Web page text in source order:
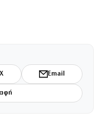
X Email